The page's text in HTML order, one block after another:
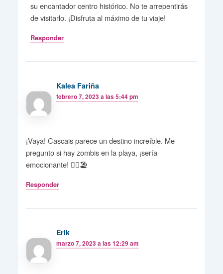
su encantador centro histórico. No te arrepentirás
de visitarlo. ¡Disfruta al máximo de tu viaje!
Responder
Kalea Fariña
febrero 7, 2023 a las 5:44 pm
¡Vaya! Cascais parece un destino increíble. Me
pregunto si hay zombis en la playa, ¡sería
emocionante! 🧟‍♂️🏖️
Responder
Erik
marzo 7, 2023 a las 12:29 am